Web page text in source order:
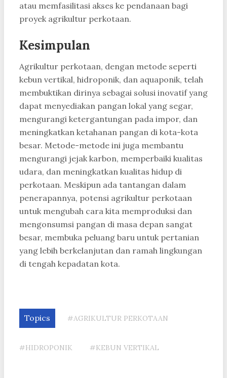
atau memfasilitasi akses ke pendanaan bagi
proyek agrikultur perkotaan.
Kesimpulan
Agrikultur perkotaan, dengan metode seperti
kebun vertikal, hidroponik, dan aquaponik, telah
membuktikan dirinya sebagai solusi inovatif yang
dapat menyediakan pangan lokal yang segar,
mengurangi ketergantungan pada impor, dan
meningkatkan ketahanan pangan di kota-kota
besar. Metode-metode ini juga membantu
mengurangi jejak karbon, memperbaiki kualitas
udara, dan meningkatkan kualitas hidup di
perkotaan. Meskipun ada tantangan dalam
penerapannya, potensi agrikultur perkotaan
untuk mengubah cara kita memproduksi dan
mengonsumsi pangan di masa depan sangat
besar, membuka peluang baru untuk pertanian
yang lebih berkelanjutan dan ramah lingkungan
di tengah kepadatan kota.
Topics #AGRIKULTUR PERKOTAAN
#HIDROPONIK #KEBUN VERTIKAL